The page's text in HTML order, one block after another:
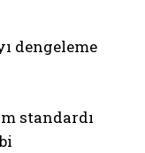
dengeleme
standardı